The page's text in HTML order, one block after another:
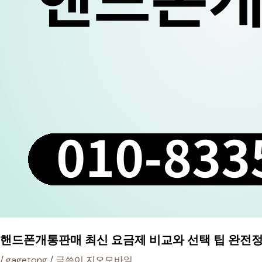
핸드폰개통판매 최신 요금제 비교와 선택 팁 완전